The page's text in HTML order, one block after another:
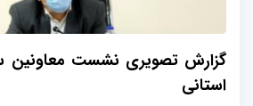
گزارش تصویری نشست معاونین
استانی